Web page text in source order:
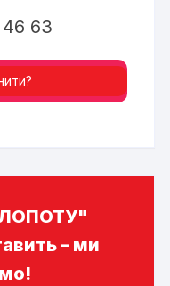
63
– ми